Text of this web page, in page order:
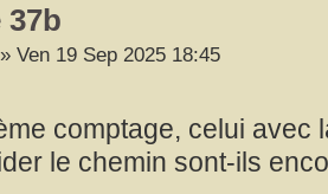
37b
» Ven 19 Sep 2025 18:45
comptage, celui avec
le chemin sont-ils